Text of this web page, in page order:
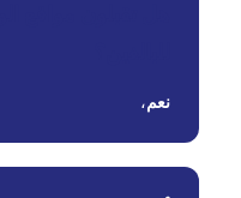
نعم،